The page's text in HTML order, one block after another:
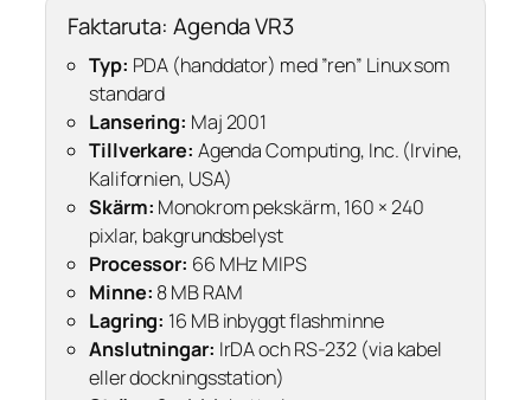
Faktaruta: Agenda VR3
Typ: PDA (handdator) med ”ren” Linux som
standard
Lansering: Maj 2001
Tillverkare: Agenda Computing, Inc. (Irvine,
Kalifornien, USA)
Skärm: Monokrom pekskärm, 160 × 240
pixlar, bakgrundsbelyst
Processor: 66 MHz MIPS
Minne: 8 MB RAM
Lagring: 16 MB inbyggt flashminne
Anslutningar: IrDA och RS-232 (via kabel
eller dockningsstation)